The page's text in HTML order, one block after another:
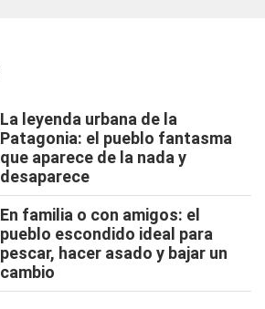
La leyenda urbana de la
Patagonia: el pueblo fantasma
que aparece de la nada y
desaparece
En familia o con amigos: el
pueblo escondido ideal para
pescar, hacer asado y bajar un
cambio